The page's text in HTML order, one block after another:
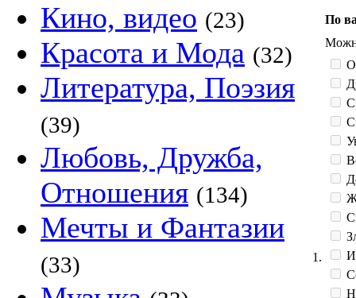
Кино, видео (23)
Красота и Мода (32)
Литература, Поэзия
(39)
Любовь, Дружба,
Отношения (134)
Мечты и Фантазии
(33) 1.
По